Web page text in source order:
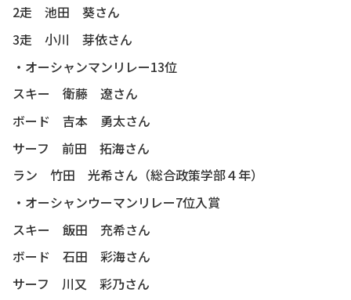
2走 池田 葵さん
3走 小川 芽依さん
・オーシャンマンリレー13位
スキー 衛藤 遼さん
ボード 吉本 勇太さん
サーフ 前田 拓海さん
ラン 竹田 光希さん（総合政策学部４年）
・オーシャンウーマンリレー7位入賞
スキー 飯田 充希さん
ボード 石田 彩海さん
サーフ 川又 彩乃さん